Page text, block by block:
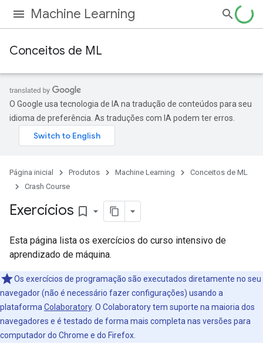
Machine Learning
Conceitos de ML
O Google usa tecnologia de IA na tradução de conteúdos para seu
idioma de preferência. As traduções com IA podem ter erros.
Página inicial Produtos Machine Learning
Conceitos de ML
Crash Course
Exercícios bookmark_border
Esta página lista os exercícios do curso intensivo de
aprendizado de máquina.
Os exercícios de programação são executados diretamente no seu
navegador (não é necessário fazer configurações) usando a
plataforma Colaboratory. O Colaboratory tem suporte na maioria dos
navegadores e é testado de forma mais completa nas versões para
computador do Chrome e do Firefox.